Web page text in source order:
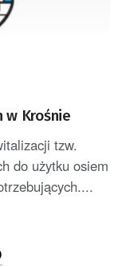
w Krośnie
tzw.
do użytku osiem